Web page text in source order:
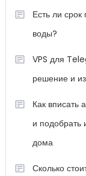
Есть ли срок
воды?
VPS для
решение и
Как вписать
и
дома
Сколько